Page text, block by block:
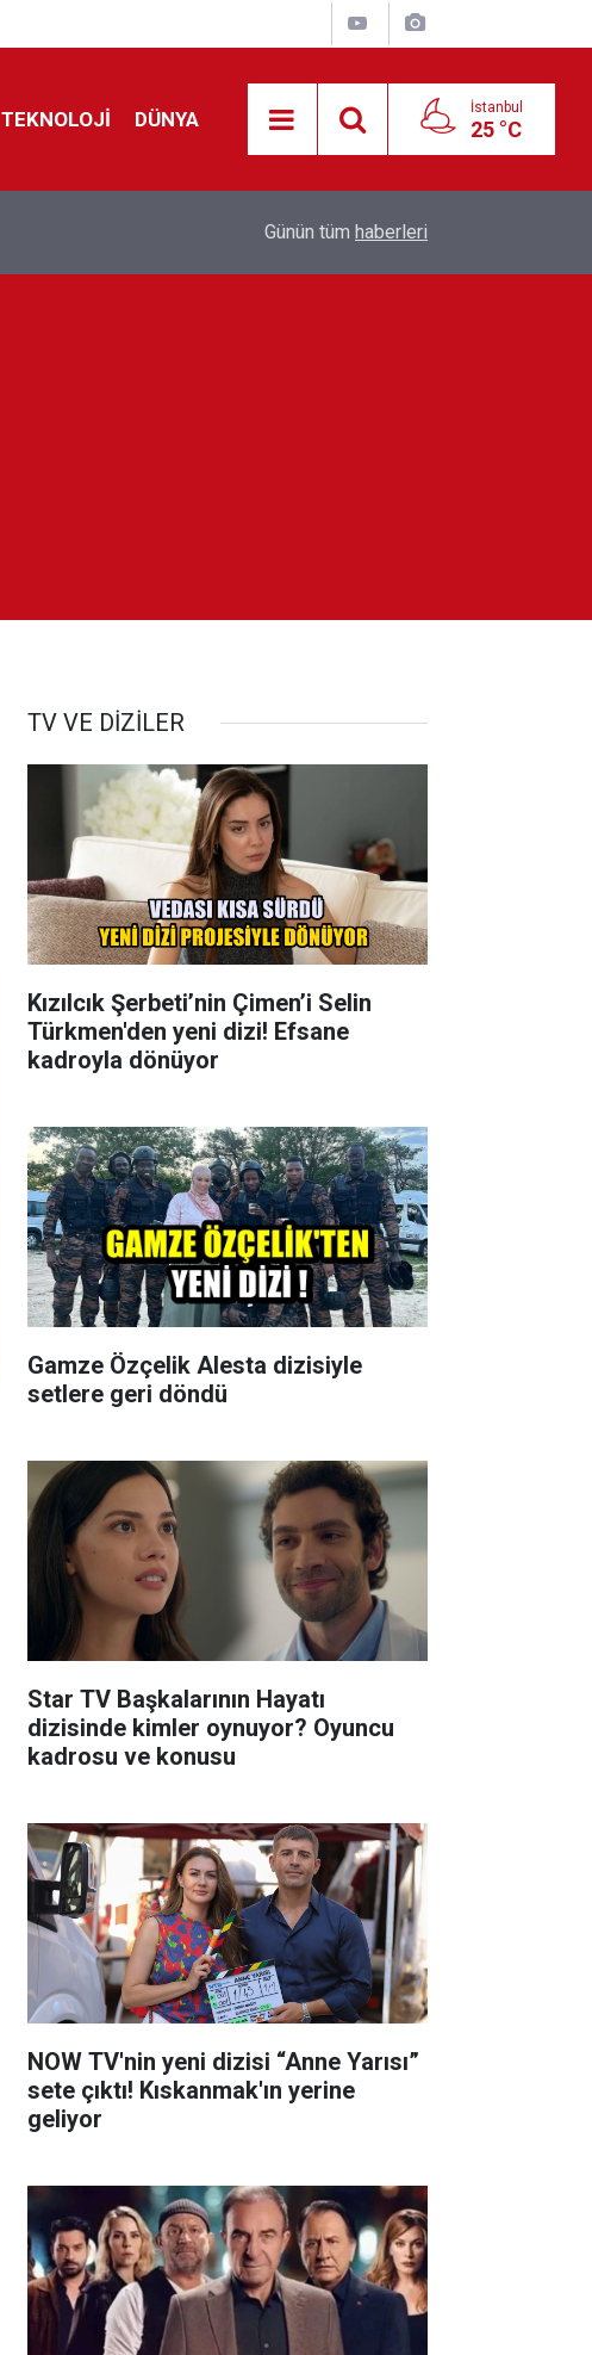
TEKNOLOJİ DÜNYA İstanbul
25 °C
kontrol edecek
Günün tüm haberleri
TV VE DİZİLER
Kızılcık Şerbeti’nin Çimen’i Selin
Türkmen'den yeni dizi! Efsane
kadroyla dönüyor
Gamze Özçelik Alesta dizisiyle
setlere geri döndü
Star TV Başkalarının Hayatı
dizisinde kimler oynuyor? Oyuncu
kadrosu ve konusu
NOW TV'nin yeni dizisi “Anne Yarısı”
sete çıktı! Kıskanmak'ın yerine
geliyor